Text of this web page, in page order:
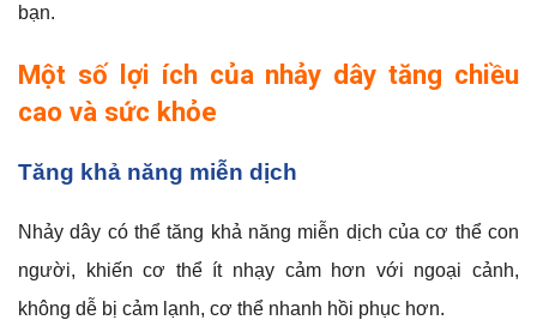
bạn.
Một số lợi ích của nhảy dây tăng chiều
cao và sức khỏe
Tăng khả năng miễn dịch
Nhảy dây có thể tăng khả năng miễn dịch của cơ thể con
người, khiến cơ thể ít nhạy cảm hơn với ngoại cảnh,
không dễ bị cảm lạnh, cơ thể nhanh hồi phục hơn.